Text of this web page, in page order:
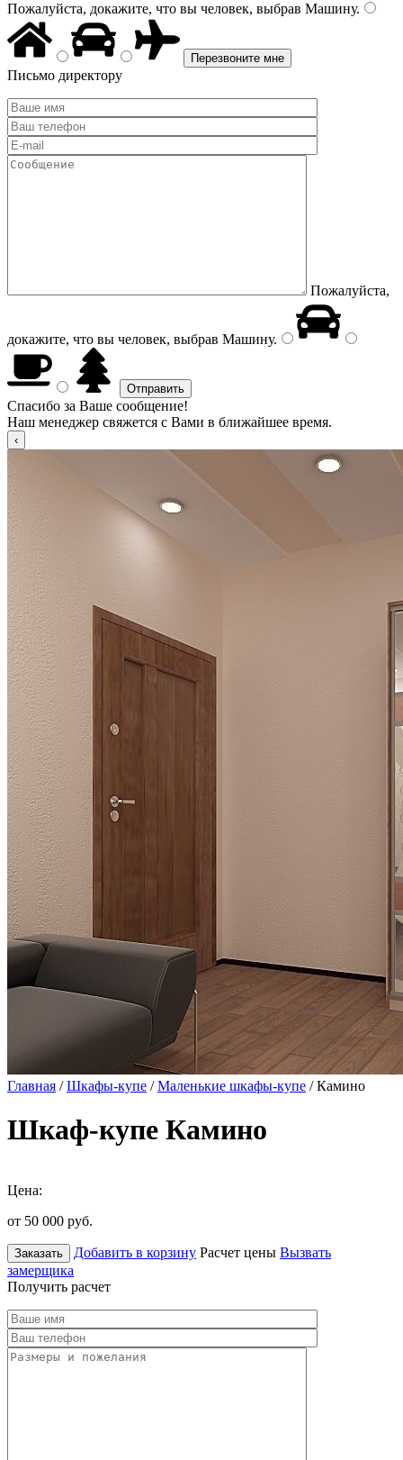
Пожалуйста, докажите, что вы человек, выбрав Машину.
Письмо директору
Пожалуйста,
докажите, что вы человек, выбрав Машину.
Спасибо за Ваше сообщение!
Наш менеджер свяжется с Вами в ближайшее время.
Главная /Шкафы-купе /Маленькие шкафы-купе / Камино
Шкаф-купе Камино
Цена:
от 50 000 руб.
Заказать Добавить в корзину Расчет цены Вызвать
замерщика
Получить расчет